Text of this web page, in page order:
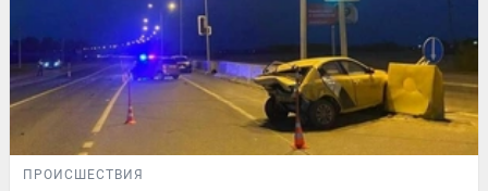
ПРОИСШЕСТВИЯ